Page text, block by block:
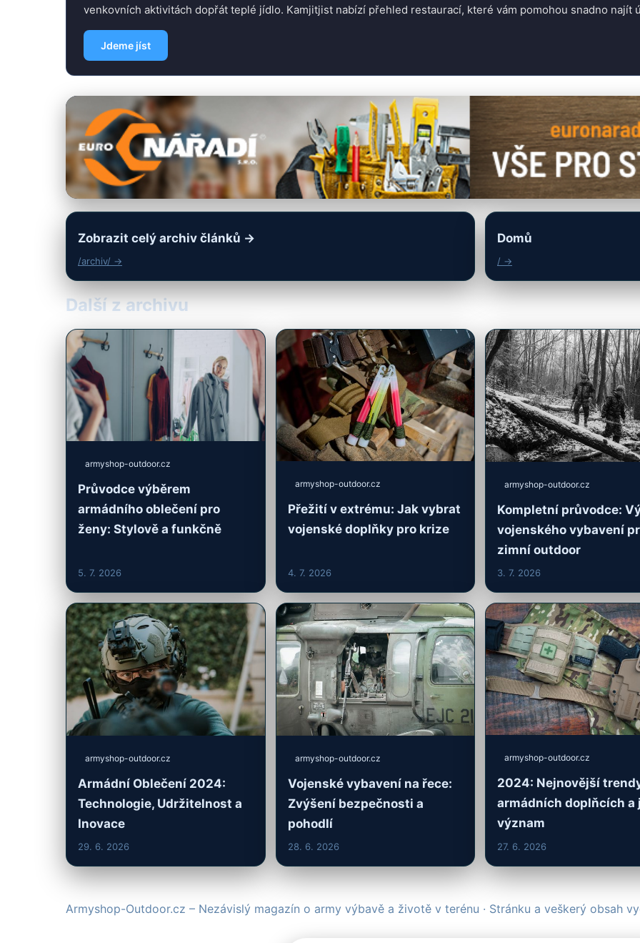
venkovních aktivitách dopřát teplé jídlo. Kamjitjist nabízí přehled restaurací, které vám pomohou snadno najít
Jdeme jíst
Zobrazit celý archiv článků →
/archiv/ →
Domů
/ →
Další z archivu
armyshop-outdoor.cz
Průvodce výběrem
armádního oblečení pro
ženy: Stylově a funkčně
5. 7. 2026
armyshop-outdoor.cz
Přežití v extrému: Jak vybrat
vojenské doplňky pro krize
4. 7. 2026
armyshop-outdoor.cz
Kompletní průvodce:
vojenského vybavení
zimní outdoor
3. 7. 2026
armyshop-outdoor.cz
Armádní Oblečení 2024:
Technologie, Udržitelnost a
Inovace
29. 6. 2026
armyshop-outdoor.cz
Vojenské vybavení na řece:
Zvýšení bezpečnosti a
pohodlí
28. 6. 2026
armyshop-outdoor.cz
2024: Nejnovější
armádních doplňcích a
význam
27. 6. 2026
Armyshop-Outdoor.cz – Nezávislý magazín o army výbavě a životě v terénu · Stránku a veškerý obsah